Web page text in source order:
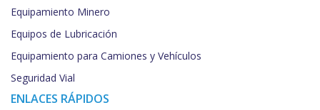
Equipamiento Minero
Equipos de Lubricación
Equipamiento para Camiones y Vehículos
Seguridad Vial
ENLACES RÁPIDOS